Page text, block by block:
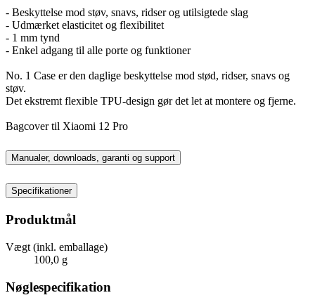
- Beskyttelse mod støv, snavs, ridser og utilsigtede slag
- Udmærket elasticitet og flexibilitet
- 1 mm tynd
- Enkel adgang til alle porte og funktioner
No. 1 Case er den daglige beskyttelse mod stød, ridser, snavs og
støv.
Det ekstremt flexible TPU-design gør det let at montere og fjerne.
Bagcover til Xiaomi 12 Pro
Manualer, downloads, garanti og support
Specifikationer
Produktmål
Vægt (inkl. emballage)
100,0 g
Nøglespecifikation